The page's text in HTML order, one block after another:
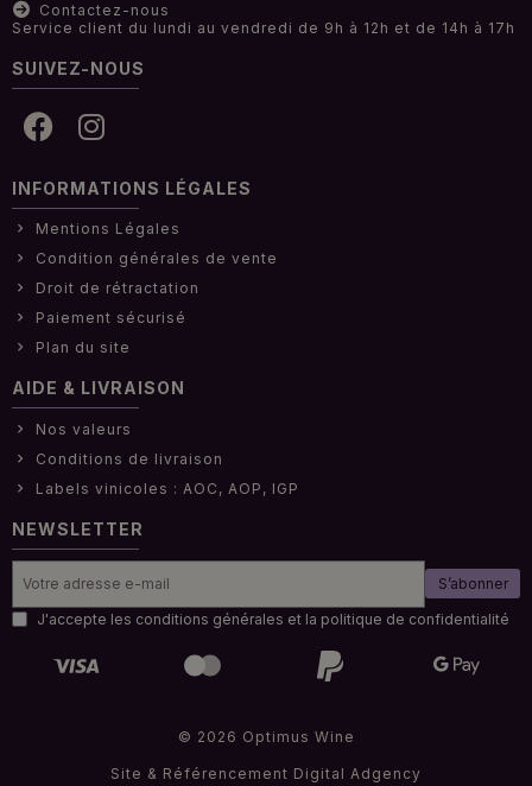
Contactez-nous
Service client du lundi au vendredi de 9h à 12h et de 14h à 17h
SUIVEZ-NOUS
INFORMATIONS LÉGALES
Mentions Légales
Condition générales de vente
Droit de rétractation
Paiement sécurisé
Plan du site
AIDE & LIVRAISON
Nos valeurs
Conditions de livraison
Labels vinicoles : AOC, AOP, IGP
NEWSLETTER
S’abonner
J'accepte les conditions générales et la politique de confidentialité
© 2026 Optimus Wine
Site & Référencement Digital Adgency